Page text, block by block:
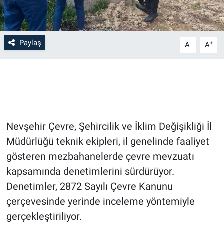
Paylaş A- A+
Nevşehir Çevre, Şehircilik ve İklim Değişikliği İl
Müdürlüğü teknik ekipleri, il genelinde faaliyet
gösteren mezbahanelerde çevre mevzuatı
kapsamında denetimlerini sürdürüyor.
Denetimler, 2872 Sayılı Çevre Kanunu
çerçevesinde yerinde inceleme yöntemiyle
gerçekleştiriliyor.
Medya
Bilim-Tek
Kayseri
Niğde
Aksaray
Kırşehir